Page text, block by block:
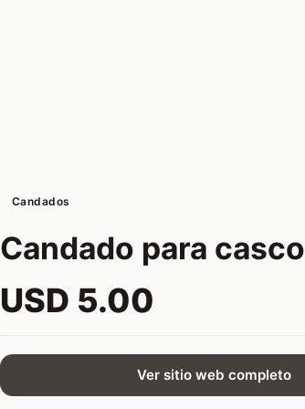
Candados
Candado para casco
USD 5.00
Ver sitio web completo